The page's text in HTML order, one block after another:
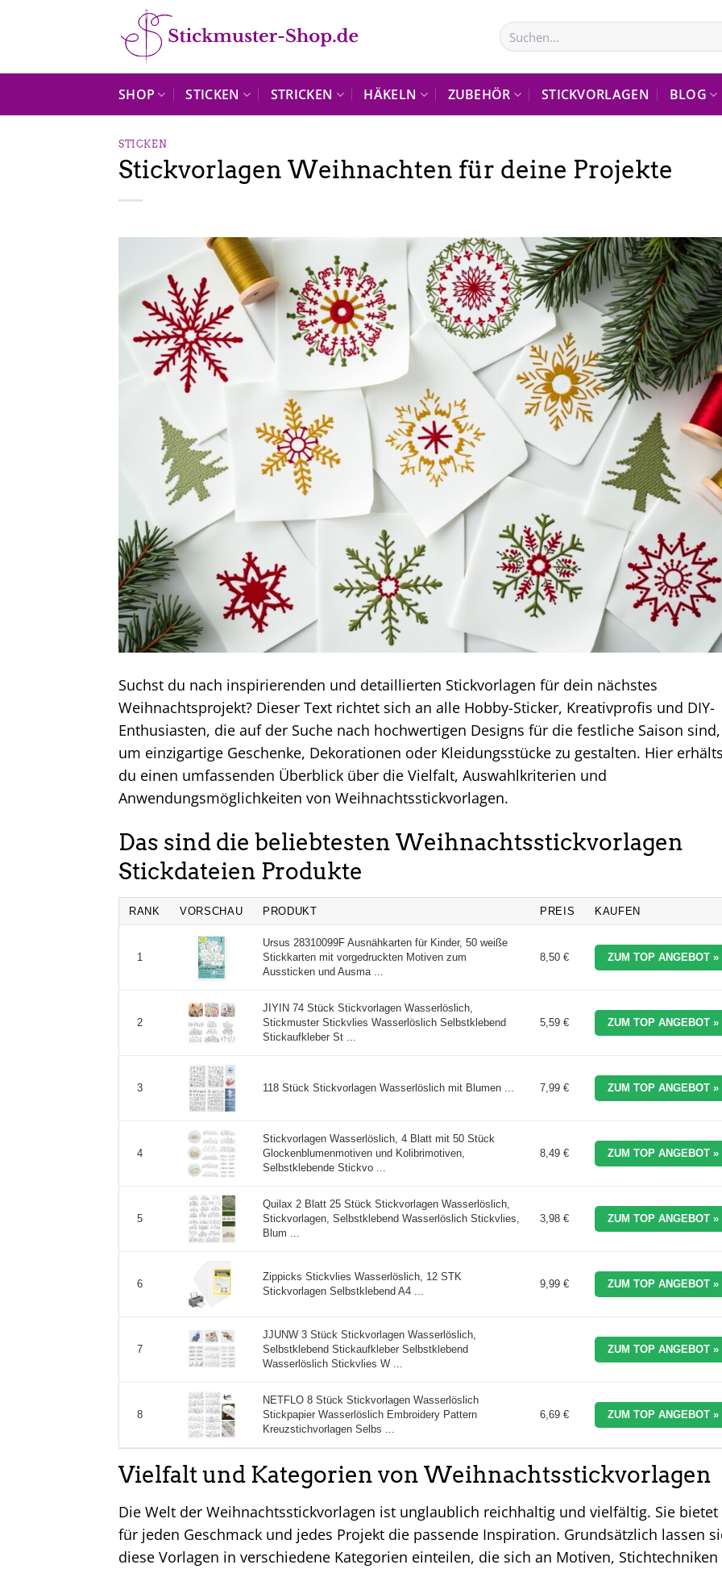
Suchen
nach:
SHOP STICKEN STRICKEN HÄKELN ZUBEHÖR STICKVORLAGEN BLOG
STICKEN
Stickvorlagen Weihnachten für deine Projekte
Suchst du nach inspirierenden und detaillierten Stickvorlagen für dein nächstes
Weihnachtsprojekt? Dieser Text richtet sich an alle Hobby-Sticker, Kreativprofis und DIY-
Enthusiasten, die auf der Suche nach hochwertigen Designs für die festliche Saison sind,
um einzigartige Geschenke, Dekorationen oder Kleidungsstücke zu gestalten. Hier
du einen umfassenden Überblick über die Vielfalt, Auswahlkriterien und
Anwendungsmöglichkeiten von Weihnachtsstickvorlagen.
Das sind die beliebtesten Weihnachtsstickvorlagen
Stickdateien Produkte
RANK VORSCHAU PRODUKT PREIS KAUFEN
1
Ursus 28310099F Ausnähkarten für Kinder, 50 weiße
Stickkarten mit vorgedruckten Motiven zum
Aussticken und Ausma ...
8,50 € ZUM TOP ANGEBOT »
2
JIYIN 74 Stück Stickvorlagen Wasserlöslich,
Stickmuster Stickvlies Wasserlöslich Selbstklebend
Stickaufkleber St ...
5,59 € ZUM TOP ANGEBOT »
3 118 Stück Stickvorlagen Wasserlöslich mit Blumen ... 7,99 € ZUM TOP ANGEBOT »
4
Stickvorlagen Wasserlöslich, 4 Blatt mit 50 Stück
Glockenblumenmotiven und Kolibrimotiven,
Selbstklebende Stickvo ...
8,49 € ZUM TOP ANGEBOT »
5
Quilax 2 Blatt 25 Stück Stickvorlagen Wasserlöslich,
Stickvorlagen, Selbstklebend Wasserlöslich Stickvlies,
Blum ...
3,98 € ZUM TOP ANGEBOT »
6
Zippicks Stickvlies Wasserlöslich, 12 STK
Stickvorlagen Selbstklebend A4 ...
9,99 € ZUM TOP ANGEBOT »
7
JJUNW 3 Stück Stickvorlagen Wasserlöslich,
Selbstklebend Stickaufkleber Selbstklebend
Wasserlöslich Stickvlies W ...
ZUM TOP ANGEBOT »
8
NETFLO 8 Stück Stickvorlagen Wasserlöslich
Stickpapier Wasserlöslich Embroidery Pattern
Kreuzstichvorlagen Selbs ...
6,69 € ZUM TOP ANGEBOT »
Vielfalt und Kategorien von Weihnachtsstickvorlagen
Die Welt der Weihnachtsstickvorlagen ist unglaublich reichhaltig und vielfältig. Sie bietet
für jeden Geschmack und jedes Projekt die passende Inspiration. Grundsätzlich lassen
diese Vorlagen in verschiedene Kategorien einteilen, die sich an Motiven, Stichtechniken